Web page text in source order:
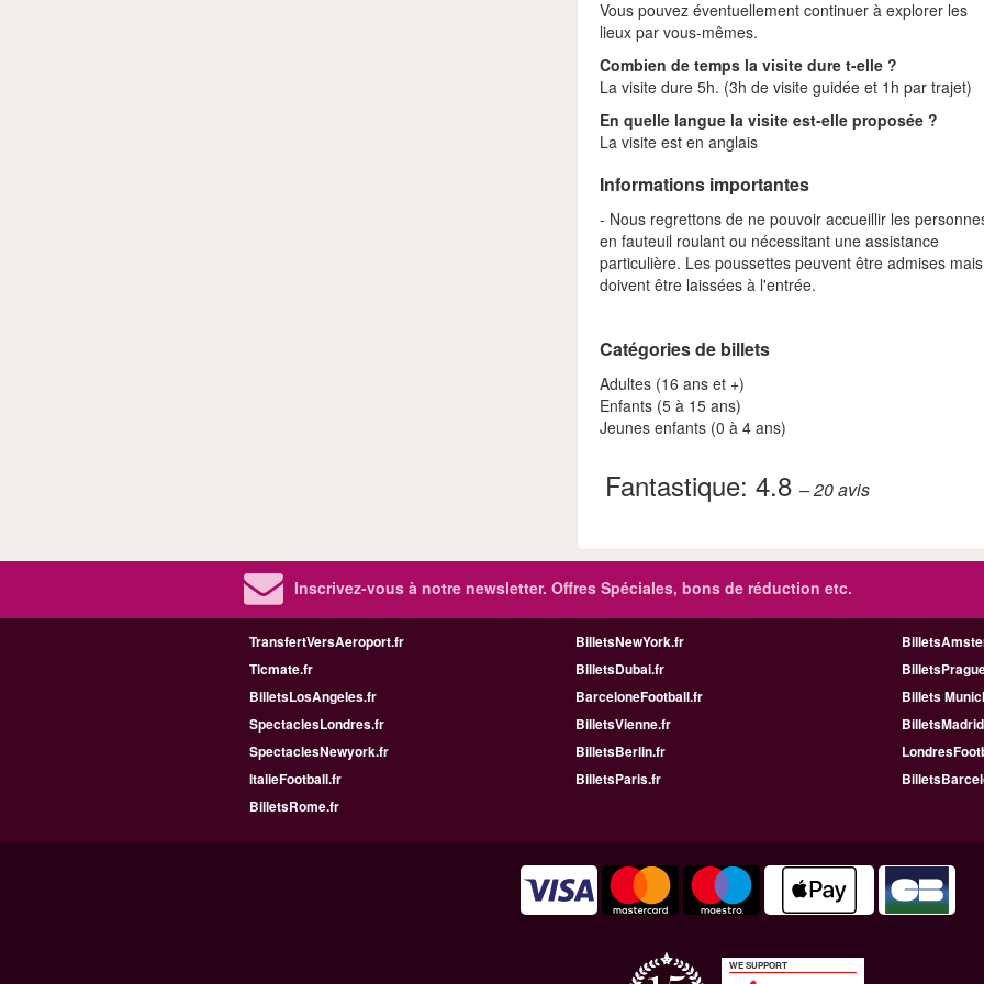
Vous pouvez éventuellement continuer à explorer les
lieux par vous-mêmes.
Combien de temps la visite dure t-elle ?
La visite dure 5h. (3h de visite guidée et 1h par trajet)
En quelle langue la visite est-elle proposée ?
La visite est en anglais
Informations importantes
- Nous regrettons de ne pouvoir accueillir les
en fauteuil roulant ou nécessitant une assistance
particulière. Les poussettes peuvent être admises mais
doivent être laissées à l'entrée.
Catégories de billets
Adultes (16 ans et +)
Enfants (5 à 15 ans)
Jeunes enfants (0 à 4 ans)
Fantastique:4.8– 20avis
Inscrivez-vous à notre newsletter. Offres Spéciales, bons de réduction etc.
TransfertVersAeroport.fr BilletsNewYork.fr
Ticmate.fr
BilletsDubai.fr
BilletsLosAngeles.fr
BarceloneFootball.fr
Billets
SpectaclesLondres.fr
BilletsVienne.fr
SpectaclesNewyork.fr
BilletsBerlin.fr
ItalieFootball.fr
BilletsParis.fr
BilletsRome.fr
WE SUPPORT